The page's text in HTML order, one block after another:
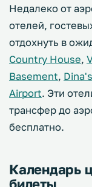
Недалеко от
отелей,
отдохнуть в
Country House,
Basement,
Airport. Эти
трансфер до
бесплатно.
Календарь
билеты